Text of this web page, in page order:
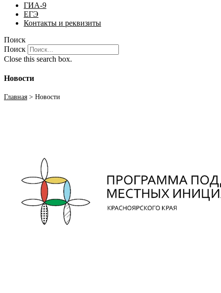
ГИА-9
ЕГЭ
Контакты и реквизиты
Поиск
Поиск
Close this search box.
Новости
Главная > Новости